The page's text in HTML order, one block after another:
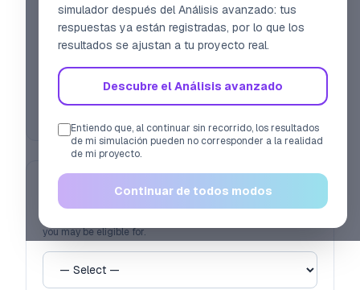
simulador después del Análisis avanzado: tus
respuestas ya están registradas, por lo que los
resultados se ajustan a tu proyecto real.
Descubre el Análisis avanzado
Entiendo que, al continuar sin recorrido, los resultados
de mi simulación pueden no corresponder a la realidad
de mi proyecto.
Continuar de todos modos
Already have a company? (optional)
Enter your SIREN to pre-fill. Otherwise just continue — the
simulator is built for projects still being planned.
En que pais de la UE reside (o desea
establecerse)?
you may be eligible for.